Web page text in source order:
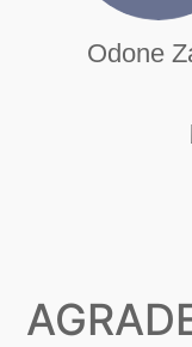
Odone